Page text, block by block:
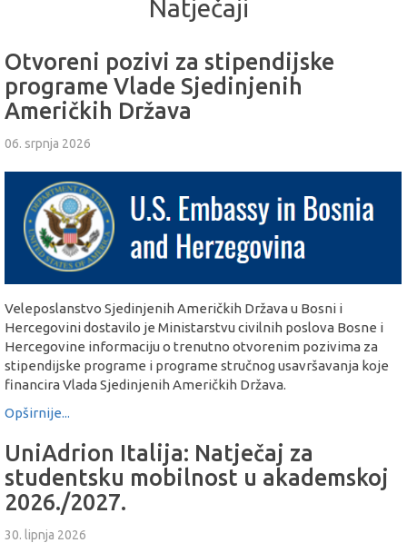
Natječaji
Otvoreni pozivi za stipendijske
programe Vlade Sjedinjenih
Američkih Država
06. srpnja 2026
Veleposlanstvo Sjedinjenih Američkih Država u Bosni i
Hercegovini dostavilo je Ministarstvu civilnih poslova Bosne i
Hercegovine informaciju o trenutno otvorenim pozivima za
stipendijske programe i programe stručnog usavršavanja koje
financira Vlada Sjedinjenih Američkih Država.
Opširnije...
UniAdrion Italija: Natječaj za
studentsku mobilnost u akademskoj
2026./2027.
30. lipnja 2026